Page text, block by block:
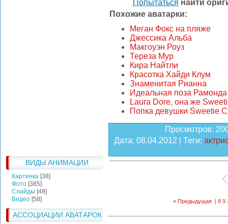
ВИДЫ АНИМАЦИИ
Картинка [38]
Фото [385]
Слайды [49]
Видео [58]
АССОЦИАЦИИ АВАТАРОК
Попытаться найти
Похожие аватарки:
Меган Фокс на пляже
Джессика Альба
Макгоуэн Роуз
Тереза Мур
Кира Найтли
Красотка Хайди Клум
Знаменитая Рианна
Идеальная поза
Laura Dore, она же
Попка девушки Sweetie
Просмотров:
Дата: 08.04.2012 | Теги:
« Предыдущая| 8 9